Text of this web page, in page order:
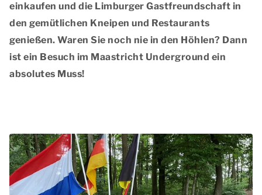
einkaufen und die Limburger Gastfreundschaft in
den gemütlichen Kneipen und Restaurants
genießen. Waren Sie noch nie in den Höhlen? Dann
ist ein Besuch im Maastricht Underground ein
absolutes Muss!